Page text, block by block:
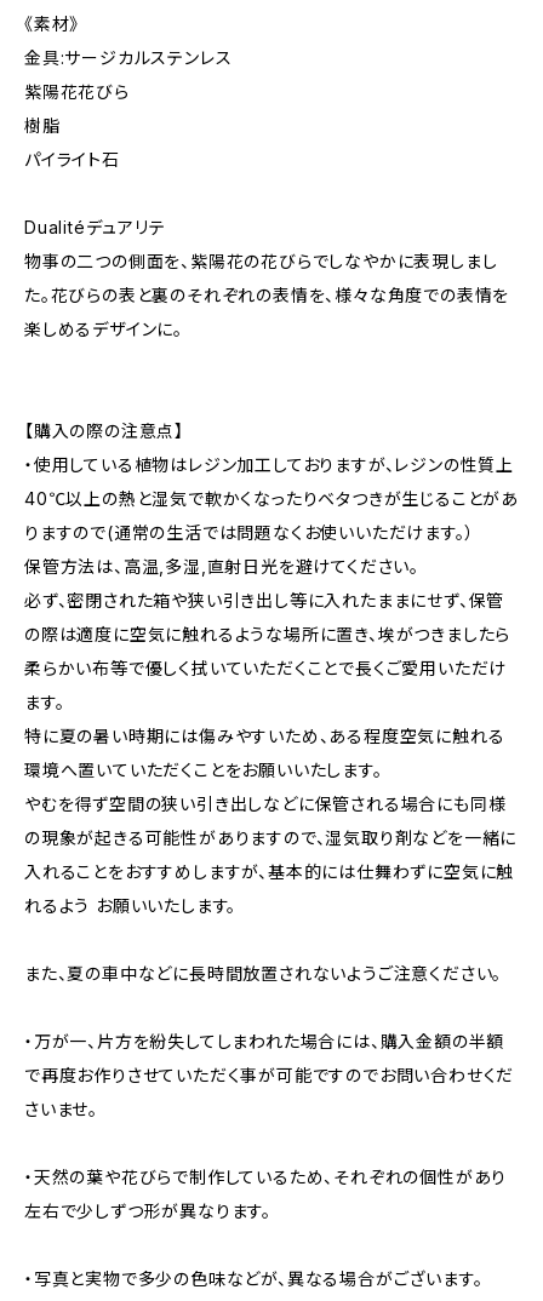
《素材》
金具:サージカルステンレス
紫陽花花びら
樹脂
パイライト石
Dualitéデュアリテ
物事の二つの側面を、紫陽花の花びらでしなやかに表現しまし
た。花びらの表と裏のそれぞれの表情を、様々な角度での表情を
楽しめるデザインに。
【購入の際の注意点】
・使用している植物はレジン加工しておりますが、レジンの性質上
40℃以上の熱と湿気で軟かくなったりベタつきが生じることがあ
りますので(通常の生活では問題なくお使いいただけます。）
保管方法は、高温,多湿,直射日光を避けてください。
必ず、密閉された箱や狭い引き出し等に入れたままにせず、保管
の際は適度に空気に触れるような場所に置き、埃がつきましたら
柔らかい布等で優しく拭いていただくことで長くご愛用いただけ
ます。
特に夏の暑い時期には傷みやすいため、ある程度空気に触れる
環境へ置いていただくことをお願いいたします。
やむを得ず空間の狭い引き出しなどに保管される場合にも同様
の現象が起きる可能性がありますので、湿気取り剤などを一緒に
入れることをおすすめしますが、基本的には仕舞わずに空気に触
れるよう お願いいたします。
また、夏の車中などに長時間放置されないようご注意ください。
・万が一、片方を紛失してしまわれた場合には、購入金額の半額
で再度お作りさせていただく事が可能ですのでお問い合わせくだ
さいませ。
・天然の葉や花びらで制作しているため、それぞれの個性があり
左右で少しずつ形が異なります。
・写真と実物で多少の色味などが、異なる場合がございます。